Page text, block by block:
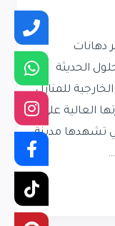
دهانات
الحديثة
للمنازل
العالية على
تشهدها مدينة